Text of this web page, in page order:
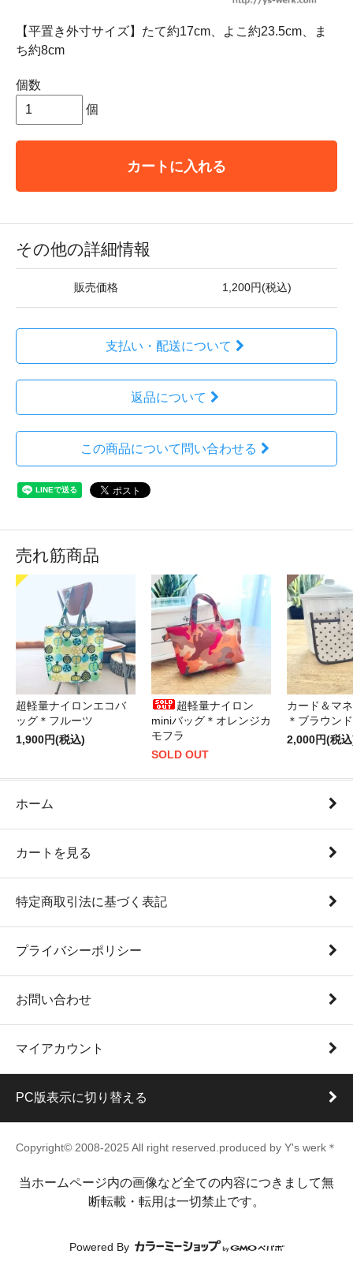
【平置き外寸サイズ】たて約17cm、よこ約23.5cm、ま
ち約8cm
個数
個
カートに入れる
その他の詳細情報
販売価格 1,200円(税込)
支払い・配送について
返品について
この商品について問い合わせる
売れ筋商品
超軽量ナイロンエコバ
ッグ＊フルーツ
1,900円(税込)
超軽量ナイロン
miniバッグ＊オレンジカ
モフラ
SOLD OUT
カード＆マ
＊ブラウン
2,000円(税
ホーム
カートを見る
特定商取引法に基づく表記
プライバシーポリシー
お問い合わせ
マイアカウント
PC版表示に切り替える
Copyright© 2008-2025 All right reserved.produced by Y's werk＊
当ホームページ内の画像など全ての内容につきまして無
断転載・転用は一切禁止です。
Powered By